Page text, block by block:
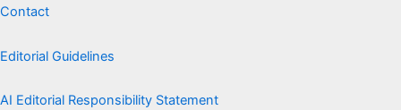
Contact
Editorial Guidelines
AI Editorial Responsibility Statement